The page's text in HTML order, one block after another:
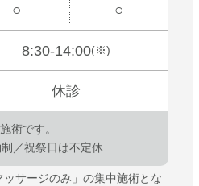
○ ○
8:30-14:00(※)
休診
術です。
／祝祭日は不定休
サージのみ」の集中施術とな